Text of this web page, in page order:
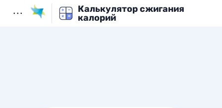
Калькулятор сжигания
калорий